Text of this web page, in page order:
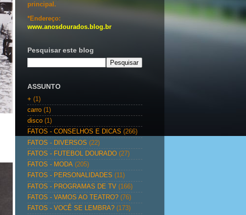
principal.
*Endereço:
www.anosdourados.blog.br
Pesquisar este blog
ASSUNTO
+ (1)
carro (1)
disco (1)
FATOS - CONSELHOS E DICAS (266)
FATOS - DIVERSOS (22)
FATOS - FUTEBOL DOURADO (27)
FATOS - MODA (205)
FATOS - PERSONALIDADES (11)
FATOS - PROGRAMAS DE TV (166)
FATOS - VAMOS AO TEATRO? (76)
FATOS - VOCÊ SE LEMBRA? (173)